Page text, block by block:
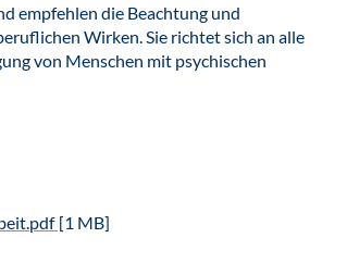
empfehlen die Beachtung und
Wirken. Sie richtet sich an alle
von Menschen mit psychischen
[1 MB]